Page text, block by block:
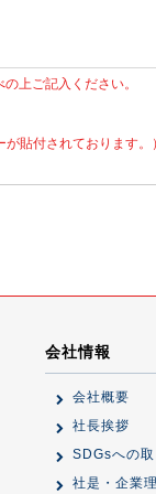
上ご記入ください。
貼付されております。）
会社情報
会社概要
社長挨拶
SDGsへの
社是・企業